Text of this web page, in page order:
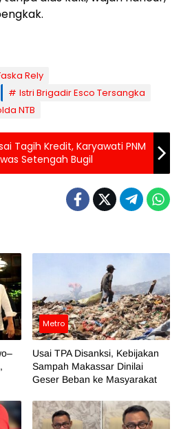
Rely
Istri Brigadir Esco Tersangka
NTB
Tagih Kredit, Karyawati PNM
Setengah Bugil
Metro
Usai TPA Disanksi, Kebijakan
Sampah Makassar Dinilai
Geser Beban ke Masyarakat